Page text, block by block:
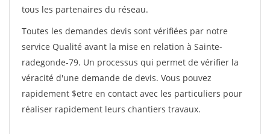
tous les partenaires du réseau.
Toutes les demandes devis sont vérifiées par notre
service Qualité avant la mise en relation à Sainte-
radegonde-79. Un processus qui permet de vérifier la
véracité d'une demande de devis. Vous pouvez
rapidement $etre en contact avec les particuliers pour
réaliser rapidement leurs chantiers travaux.